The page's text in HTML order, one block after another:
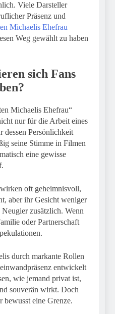
Viele Darsteller
Präsenz und
Michaelis Ehefrau
Weg gewählt zu haben
sich Fans
Michaelis Ehefrau“
nur für die Arbeit eines
dessen Persönlichkeit
seine Stimme in Filmen
eine gewisse
oft geheimnisvoll,
aber ihr Gesicht weniger
zusätzlich. Wenn
oder Partnerschaft
durch markante Rollen
entwickelt
wie jemand privat ist,
souverän wirkt. Doch
bewusst eine Grenze.